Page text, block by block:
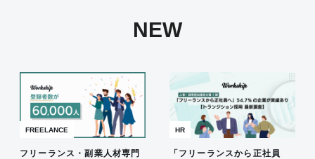
NEW
FREELANCE
フリーランス・副業人材専門
HR
「フリーランスから正社員